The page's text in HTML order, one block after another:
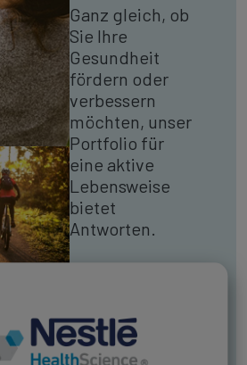
Ganz gleich, ob
Sie Ihre
Gesundheit
fördern oder
verbessern
möchten, unser
Portfolio für
eine aktive
Lebensweise
bietet
Antworten.
MEHR ERFAHREN